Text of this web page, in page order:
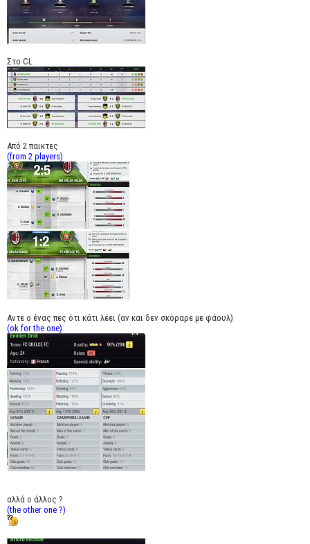
Στο CL
Από 2 παικτες
(from 2 players)
Αντε ο ένας πες ότι κάτι λέει (αν και δεν σκόραρε με φάουλ)
(ok for the one)
αλλά ο άλλος ?
(the other one ?)